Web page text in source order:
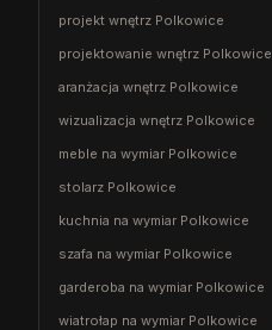
projekt wnętrz Polkowice
projektowanie wnętrz Polkowice
aranżacja wnętrz Polkowice
wizualizacja wnętrz Polkowice
meble na wymiar Polkowice
stolarz Polkowice
kuchnia na wymiar Polkowice
szafa na wymiar Polkowice
garderoba na wymiar Polkowice
wiatrołap na wymiar Polkowice